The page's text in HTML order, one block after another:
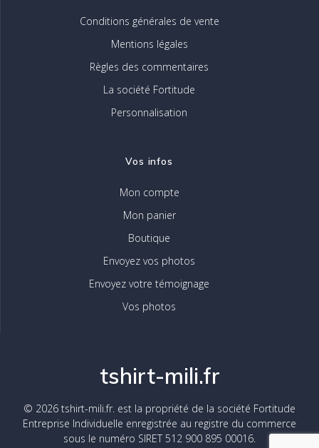
Conditions générales de vente
Mentions légales
Règles des commentaires
La société Fortitude
Personnalisation
Vos infos
Mon compte
Mon panier
Boutique
Envoyez vos photos
Envoyez votre témoignage
Vos photos
tshirt-mili.fr
© 2026 tshirt-mili.fr. est la propriété de la société Fortitude
Entreprise Individuelle enregistrée au registre du commerce
sous le numéro SIRET 512 900 895 00016.